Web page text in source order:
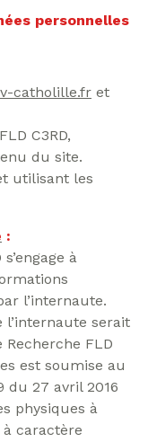
personnelles
catholille.fr et
C3RD,
du site.
utilisant les
:
à
l’internaute.
serait
FLD
est soumise au
du 27 avril 2016
physiques à
caractère